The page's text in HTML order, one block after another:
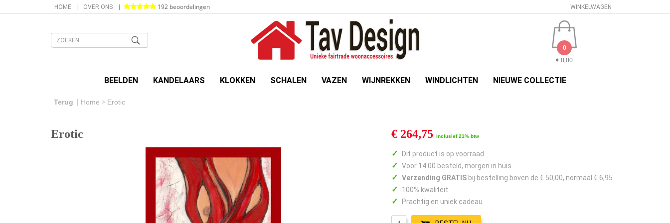
HOME OVER ONS 192 beoordelingen WINKELWAGEN
0
€ 0,00
BEELDEN KANDELAARS KLOKKEN SCHALEN VAZEN WIJNREKKEN WINDLICHTEN NIEUWE COLLECTIE
Terug Home Erotic
Erotic € 264,75 Inclusief 21% btw
✓ Dit product is op voorraad
✓ Voor 14.00 besteld, morgen in huis
✓ Verzending GRATISbij bestelling boven de € 50,00, normaal € 6,95
✓ 100% kwaliteit
✓ Prachtig en uniek cadeau